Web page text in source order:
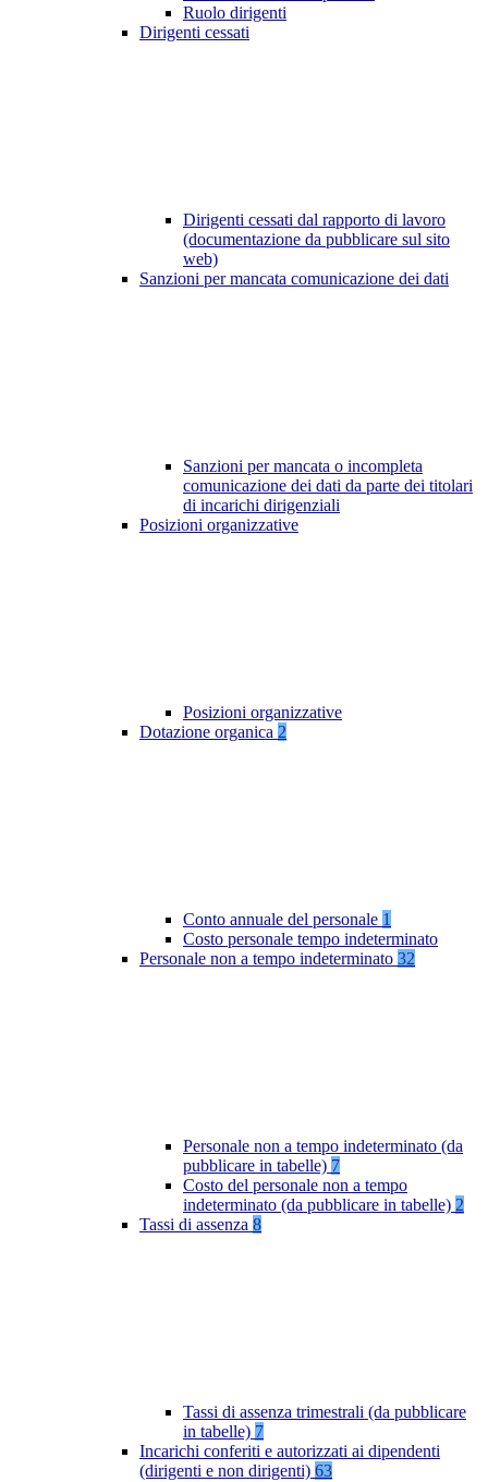
Ruolo dirigenti
Dirigenti cessati
Dirigenti cessati dal rapporto di lavoro
(documentazione da pubblicare sul sito
web)
Sanzioni per mancata comunicazione dei dati
Sanzioni per mancata o incompleta
comunicazione dei dati da parte dei titolari
di incarichi dirigenziali
Posizioni organizzative
Posizioni organizzative
Dotazione organica 2
Conto annuale del personale 1
Costo personale tempo indeterminato
Personale non a tempo indeterminato 32
Personale non a tempo indeterminato (da
pubblicare in tabelle) 7
Costo del personale non a tempo
indeterminato (da pubblicare in tabelle) 2
Tassi di assenza 8
Tassi di assenza trimestrali (da pubblicare
in tabelle) 7
Incarichi conferiti e autorizzati ai dipendenti
(dirigenti e non dirigenti) 63